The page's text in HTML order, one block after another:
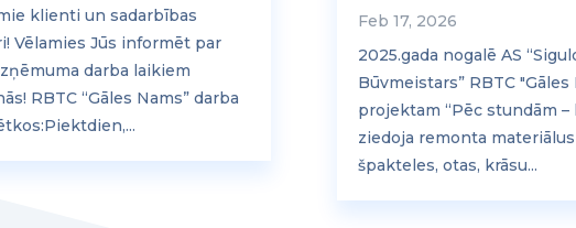
klienti un sadarbības
Vēlamies Jūs informēt par
darba laikiem
RBTC “Gāles Nams” darba
Feb 17, 2026
2025.gada nogalē AS
Būvmeistars” RBTC "Gāles
projektam “Pēc stundām –
ziedoja remonta materiālus
špakteles, otas, krāsu...